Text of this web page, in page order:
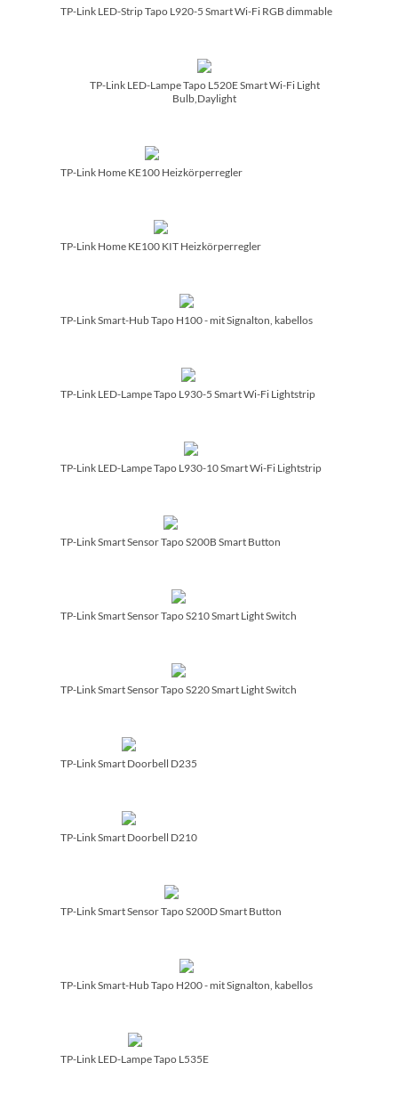
TP-Link LED-Strip Tapo L920-5 Smart Wi-Fi RGB dimmable
TP-Link LED-Lampe Tapo L520E Smart Wi-Fi Light
Bulb,Daylight
TP-Link Home KE100 Heizkörperregler
TP-Link Home KE100 KIT Heizkörperregler
TP-Link Smart-Hub Tapo H100 - mit Signalton, kabellos
TP-Link LED-Lampe Tapo L930-5 Smart Wi-Fi Lightstrip
TP-Link LED-Lampe Tapo L930-10 Smart Wi-Fi Lightstrip
TP-Link Smart Sensor Tapo S200B Smart Button
TP-Link Smart Sensor Tapo S210 Smart Light Switch
TP-Link Smart Sensor Tapo S220 Smart Light Switch
TP-Link Smart Doorbell D235
TP-Link Smart Doorbell D210
TP-Link Smart Sensor Tapo S200D Smart Button
TP-Link Smart-Hub Tapo H200 - mit Signalton, kabellos
TP-Link LED-Lampe Tapo L535E